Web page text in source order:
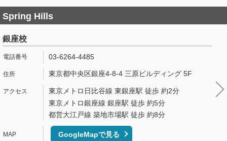
Spring Hills
銀座校
03-6264-4485
東京都中央区銀座4-8-4 三原ビルディング 5F
東京メトロ日比谷線 東銀座駅 徒歩 約2分
東京メトロ銀座線 銀座駅 徒歩 約5分
都営大江戸線 築地市場駅 徒歩 約8分
GoogleMapで見る